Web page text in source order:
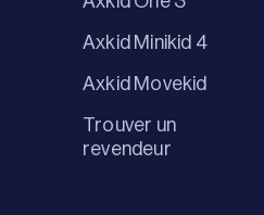
Axkid Minikid 4
Axkid Movekid
Trouver un
revendeur